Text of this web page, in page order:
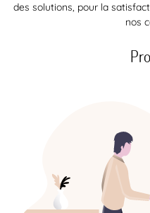
des solutions, pour la
nos